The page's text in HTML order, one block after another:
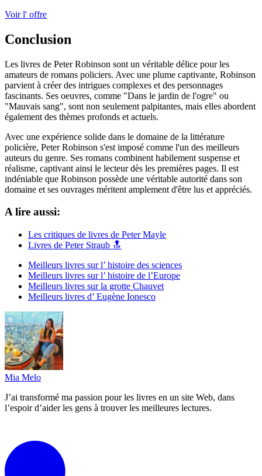
Voir l' offre
Conclusion
Les livres de Peter Robinson sont un véritable délice pour les
amateurs de romans policiers. Avec une plume captivante, Robinson
parvient à créer des intrigues complexes et des personnages
fascinants. Ses oeuvres, comme "Dans le jardin de l'ogre" ou
"Mauvais sang", sont non seulement palpitantes, mais elles abordent
également des thèmes profonds et actuels.
Avec une expérience solide dans le domaine de la littérature
policière, Peter Robinson s'est imposé comme l'un des meilleurs
auteurs du genre. Ses romans combinent habilement suspense et
réalisme, captivant ainsi le lecteur dès les premières pages. Il est
indéniable que Robinson possède une véritable autorité dans son
domaine et ses ouvrages méritent amplement d'être lus et appréciés.
A lire aussi:
Les critiques de livres de Peter Mayle
Livres de Peter Straub 🔝
Meilleurs livres sur l’ histoire des sciences
Meilleurs livres sur l’ histoire de l’Europe
Meilleurs livres sur la grotte Chauvet
Meilleurs livres d’ Eugène Ionesco
Mia Melo
J’ai transformé ma passion pour les livres en un site Web, dans
l’espoir d’aider les gens à trouver les meilleures lectures.